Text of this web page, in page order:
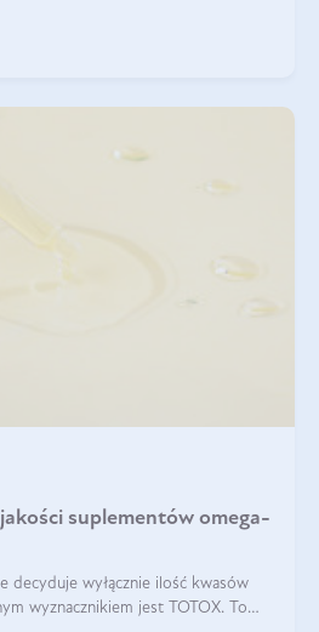
suplementów omega-
decyduje wyłącznie ilość kwasów
wyznacznikiem jest TOTOX. To